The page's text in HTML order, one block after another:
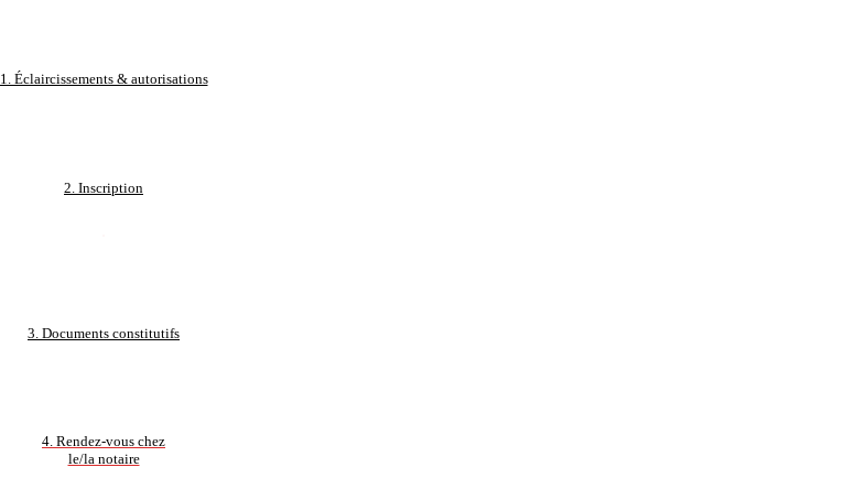
1. Éclaircissements & autorisations
2. Inscription
3. Documents constitutifs
4. Rendez-vous chez
le/la notaire